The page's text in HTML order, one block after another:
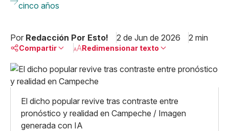
cinco años
Por Redacción Por Esto! 2 de Jun de 2026 2 min
Compartir
Linkedin
X
Whatsapp
Copiar enlace
Redimensionar texto
Mediano
Grande
El dicho popular revive tras contraste entre
pronóstico y realidad en Campeche / Imagen
generada con IA